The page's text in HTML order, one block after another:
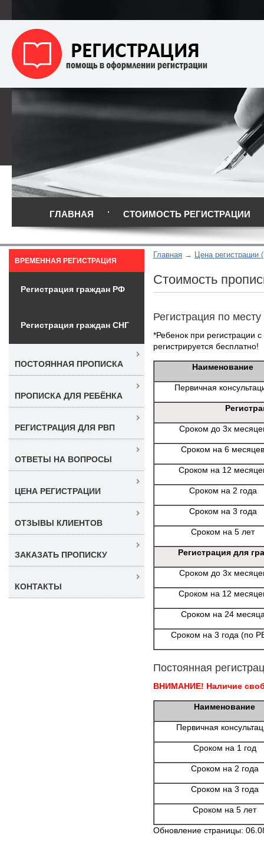
ГЛАВНАЯ СТОИМОСТЬ РЕГИСТРАЦИИ
Главная Цена регистрации
Стоимость
Регистрация по
*Ребенок при регистрации
регистрируется бесплатно!
Наименование
Первичная
Сроком до 3х
Сроком на 6 месяцев
Сроком на 12
Сроком на 2 года
Сроком на 3 года
Сроком на 5 лет
Регистрация для
Сроком до 3х
Сроком на 12
Сроком на 24
Сроком на 3 года (по
Постоянная
ВНИМАНИЕ! Наличие
Наименование
Первичная
Сроком на 1 год
Сроком на 2 года
Сроком на 3 года
Сроком на 5 лет
Обновление страницы:
ВРЕМЕННАЯ РЕГИСТРАЦИЯ
Регистрация граждан РФ
Регистрация граждан СНГ
ПОСТОЯННАЯ ПРОПИСКА
ПРОПИСКА ДЛЯ РЕБЁНКА
РЕГИСТРАЦИЯ ДЛЯ РВП
ОТВЕТЫ НА ВОПРОСЫ
ЦЕНА РЕГИСТРАЦИИ
ОТЗЫВЫ КЛИЕНТОВ
ЗАКАЗАТЬ ПРОПИСКУ
КОНТАКТЫ